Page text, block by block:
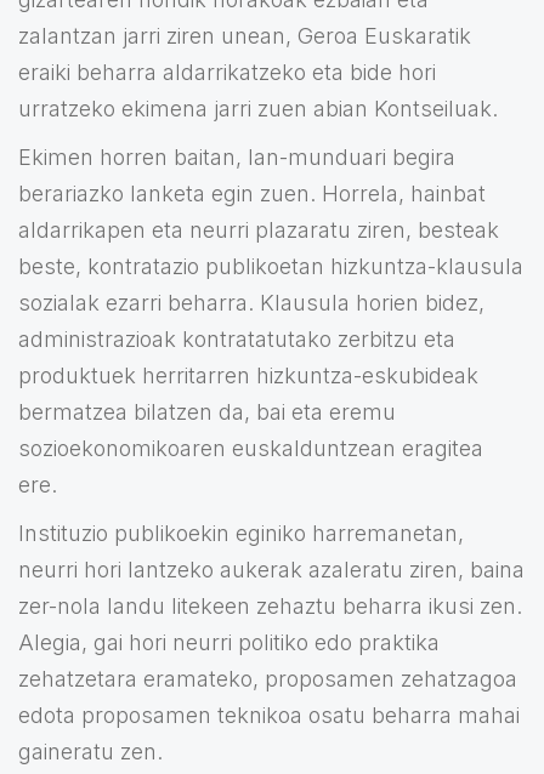
zalantzan jarri ziren unean, Geroa Euskaratik
eraiki beharra aldarrikatzeko eta bide hori
urratzeko ekimena jarri zuen abian Kontseiluak.
Ekimen horren baitan, lan-munduari begira
berariazko lanketa egin zuen. Horrela, hainbat
aldarrikapen eta neurri plazaratu ziren, besteak
beste, kontratazio publikoetan hizkuntza-klausula
sozialak ezarri beharra. Klausula horien bidez,
administrazioak kontratatutako zerbitzu eta
produktuek herritarren hizkuntza-eskubideak
bermatzea bilatzen da, bai eta eremu
sozioekonomikoaren euskalduntzean eragitea
ere.
Instituzio publikoekin eginiko harremanetan,
neurri hori lantzeko aukerak azaleratu ziren, baina
zer-nola landu litekeen zehaztu beharra ikusi zen.
Alegia, gai hori neurri politiko edo praktika
zehatzetara eramateko, proposamen zehatzagoa
edota proposamen teknikoa osatu beharra mahai
gaineratu zen.